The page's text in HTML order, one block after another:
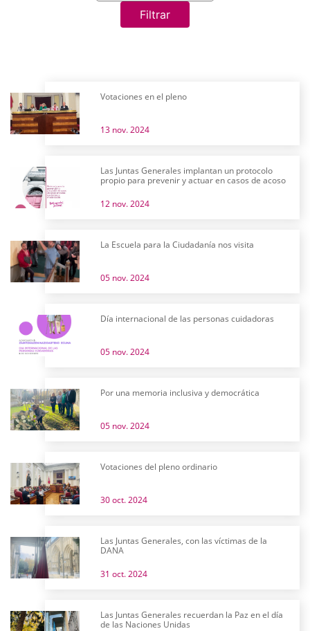
Filtrar
Votaciones en el pleno
13 nov. 2024
Las Juntas Generales implantan un protocolo
propio para prevenir y actuar en casos de acoso
12 nov. 2024
La Escuela para la Ciudadanía nos visita
05 nov. 2024
Día internacional de las personas cuidadoras
05 nov. 2024
Por una memoria inclusiva y democrática
05 nov. 2024
Votaciones del pleno ordinario
30 oct. 2024
Las Juntas Generales, con las víctimas de la
DANA
31 oct. 2024
Las Juntas Generales recuerdan la Paz en el día
de las Naciones Unidas